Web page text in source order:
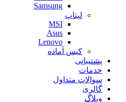
Samsung
لپتاپ
MSI
Asus
Lenovo
کیس آماده
پشتیبانی
خدمات
سوالات متداول
گالری
وبلاگ